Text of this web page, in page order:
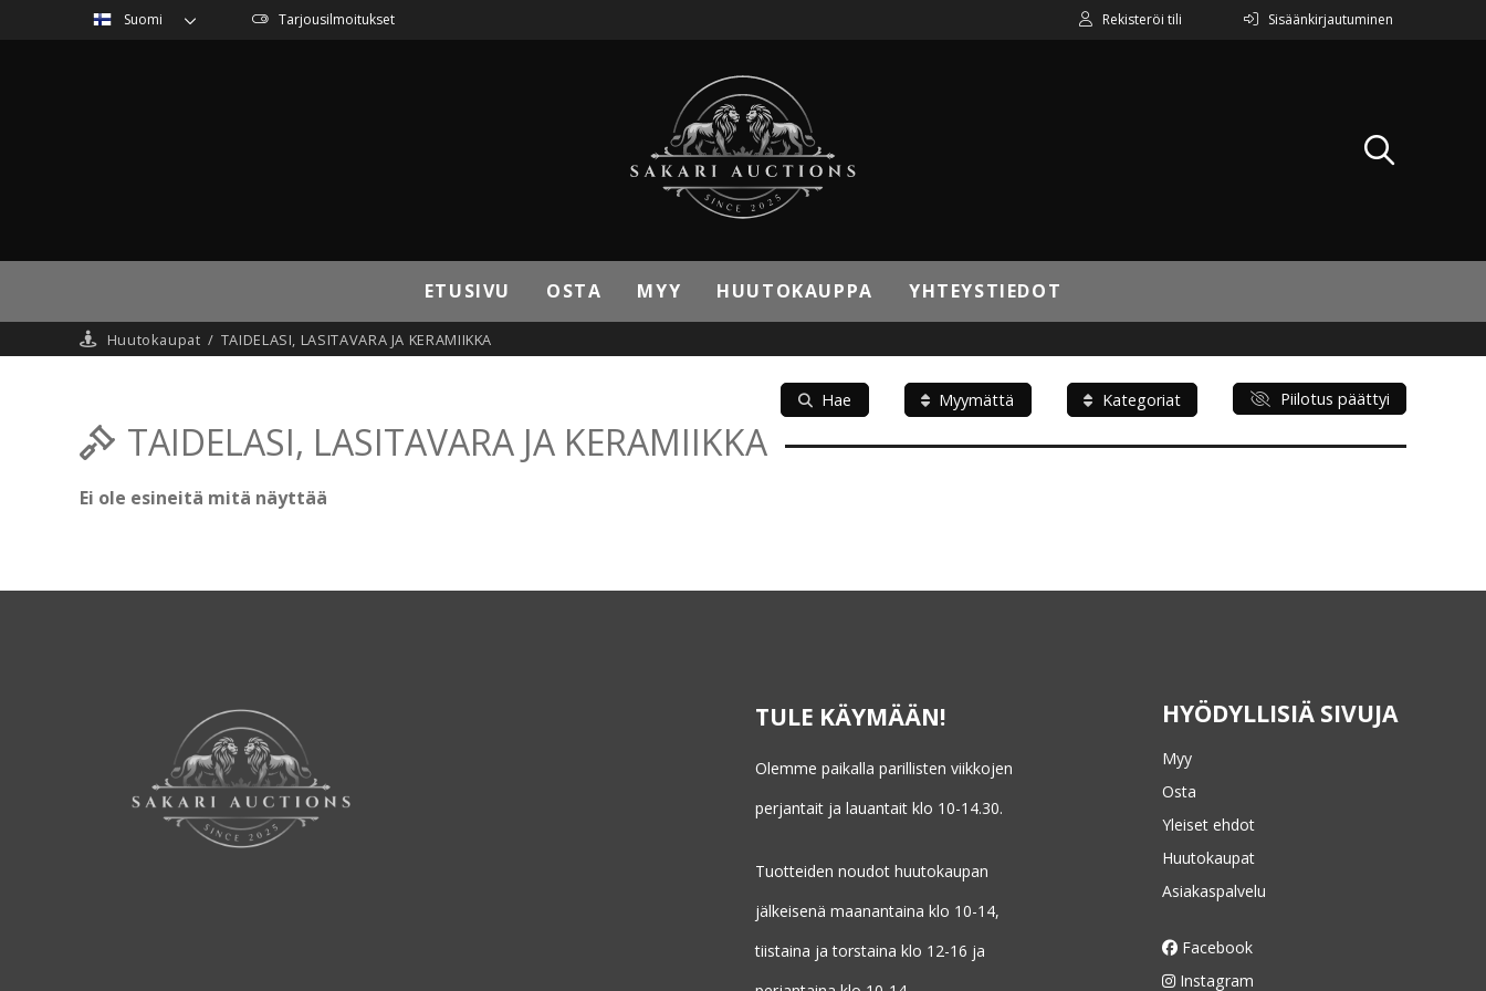
Suomi Tarjousilmoitukset Rekisteröi tili Sisäänkirjautuminen
ETUSIVU OSTA MYY HUUTOKAUPPA YHTEYSTIEDOT
Huutokaupat / TAIDELASI, LASITAVARA JA KERAMIIKKA
Hae Myymättä Kategoriat Piilotus päättyi
TAIDELASI, LASITAVARA JA KERAMIIKKA
Ei ole esineitä mitä näyttää
TULE KÄYMÄÄN!
Olemme paikalla parillisten viikkojen
perjantait ja lauantait klo 10-14.30.
Tuotteiden noudot huutokaupan
jälkeisenä maanantaina klo 10-14,
tiistaina ja torstaina klo 12-16 ja
HYÖDYLLISIÄ SIVUJA
Myy
Osta
Yleiset ehdot
Huutokaupat
Asiakaspalvelu
Facebook
Instagram